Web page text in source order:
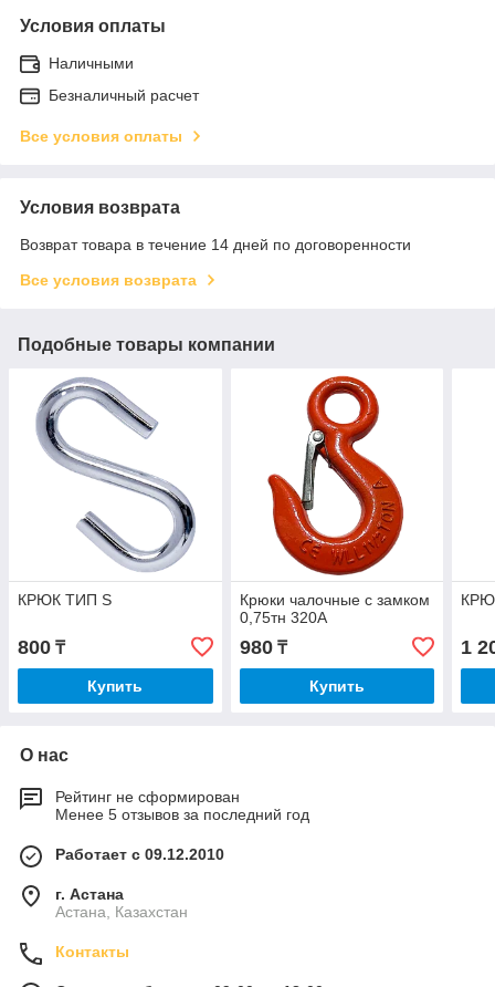
Условия оплаты
Наличными
Безналичный расчет
Все условия оплаты
Условия возврата
Возврат товара в течение 14 дней по договоренности
Все условия возврата
Подобные товары компании
КРЮК ТИП S
800 ₸
Купить
Крюки чалочные с замком
0,75тн 320А
980₸
Купить
1
О нас
Рейтинг не сформирован
Менее 5 отзывов за последний год
Работает с 09.12.2010
г. Астана
Астана, Казахстан
Контакты